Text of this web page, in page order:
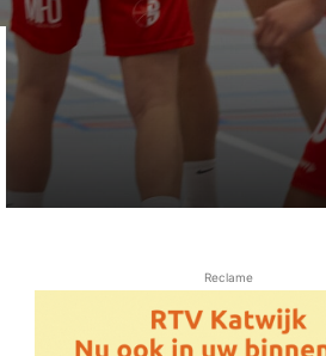
Reclame